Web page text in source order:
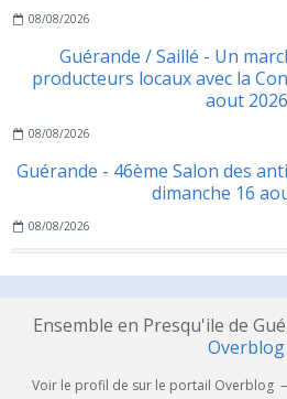
08/08/2026
Guérande / Saillé - Un
producteurs locaux avec la
aout 2026
08/08/2026
Guérande - 46ème Salon des
dimanche 16
08/08/2026
Ensemble en Presqu'ile de
Overblog
Voir le profil de sur le portail Overblog